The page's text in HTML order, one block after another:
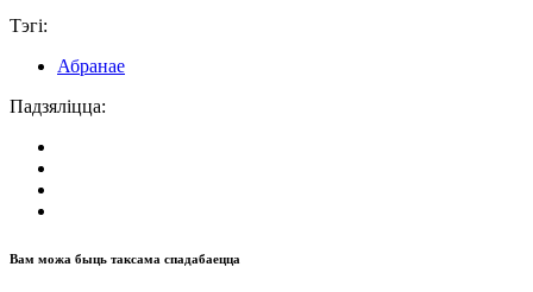
Тэгі:
Абранае
Падзяліцца:
Вам можа быць таксама спадабаецца